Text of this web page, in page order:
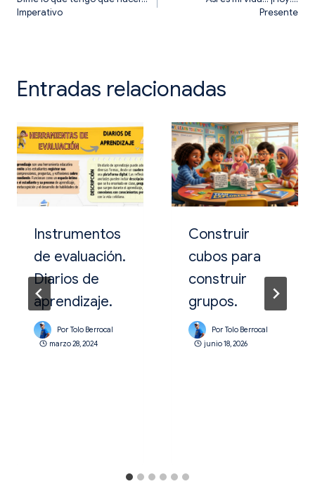
de
Imperativo
Presente
Entradas relacionadas
Instrumentos
de evaluación.
Diarios de
aprendizaje.
Por Tolo Berrocal
marzo 28, 2024
Construir
cubos para
construir
grupos.
Por Tolo Berrocal
junio 18, 2026